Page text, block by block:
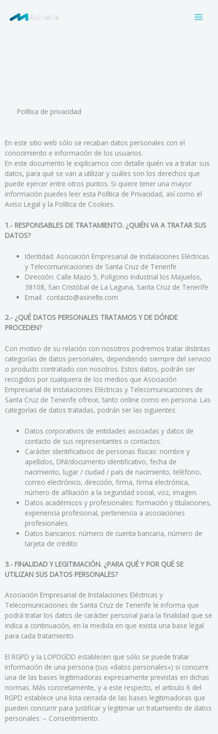
Política de privacidad
En este sitio web sólo se recaban datos personales con el
conocimiento e información de los usuarios.
En este documento le explicamos con detalle quién va a tratar sus
datos, para qué se van a utilizar y cuáles son los derechos que
puede ejercer entre otros puntos. Si quiere tener una mayor
información puedes leer esta Política de Privacidad, así como el
Aviso Legal y la Política de Cookies.
1.- RESPONSABLES DE TRATAMIENTO. ¿QUIÉN VA A TRATAR SUS
DATOS?
Identidad: Asociación Empresarial de Instalaciones Eléctricas
y Telecomunicaciones de Santa Cruz de Tenerife
Dirección: Calle Mazo 5, Polígono Industrial los Majuelos,
38108, San Cristóbal de La Laguna, Santa Cruz de Tenerife
Email: contacto@asinelte.com
2.- ¿QUÉ DATOS PERSONALES TRATAMOS Y DE DÓNDE
PROCEDEN?
Con motivo de su relación con nosotros podremos tratar distintas
categorías de datos personales, dependiendo siempre del servicio
o producto contratado con nosotros. Estos datos, podrán ser
recogidos por cualquiera de los medios que Asociación
Empresarial de Instalaciones Eléctricas y Telecomunicaciones de
Santa Cruz de Tenerife ofrece, tanto online como en persona. Las
categorías de datos tratadas, podrán ser las siguientes:
Datos corporativos de entidades asociadas y datos de
contacto de sus representantes o contactos.
Carácter identificativos de personas físicas: nombre y
apellidos, DNI/documento identificativo, fecha de
nacimiento, lugar / ciudad / país de nacimiento, teléfono,
correo electrónico, dirección, firma, firma electrónica,
número de afiliación a la seguridad social, voz, imagen.
Datos académicos y profesionales: formación y titulaciones,
experiencia profesional, pertenencia a asociaciones
profesionales.
Datos bancarios: número de cuenta bancaria, número de
tarjeta de crédito
3.- FINALIDAD Y LEGITIMACIÓN. ¿PARA QUÉ Y POR QUÉ SE
UTILIZAN SUS DATOS PERSONALES?
Asociación Empresarial de Instalaciones Eléctricas y
Telecomunicaciones de Santa Cruz de Tenerife le informa que
podrá tratar los datos de carácter personal para la finalidad que se
indica a continuación, en la medida en que exista una base legal
para cada tratamiento.
El RGPD y la LOPDGDD establecen que sólo se puede tratar
información de una persona (sus «datos personales») si concurre
una de las bases legitimadoras expresamente previstas en dichas
normas. Más concretamente, y a este respecto, el artículo 6 del
RGPD establece una lista cerrada de las bases legitimadoras que
pueden concurrir para justificar y legitimar un tratamiento de datos
personales: – Consentimiento.